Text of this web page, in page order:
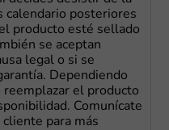
calendario posteriores
producto esté sellado
se aceptan
legal o si se
Dependiendo
reemplazar el producto
Comunícate
para más